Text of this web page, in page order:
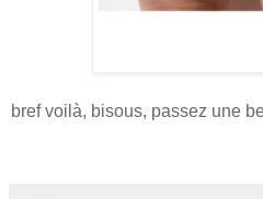
bref voilà, bisous, passez une